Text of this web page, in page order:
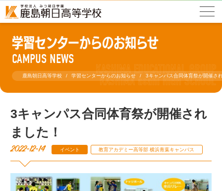
学習センターからのお知らせ
CAMPUS NEWS
鹿島朝日高等学校 学習センターからのお知らせ 3キャンパス合同体育祭が開催さ
3キャンパス合同体育祭が開催され
ました！
2022-12-14 イベント 教育アカデミー高等部 横浜青葉キャンパス